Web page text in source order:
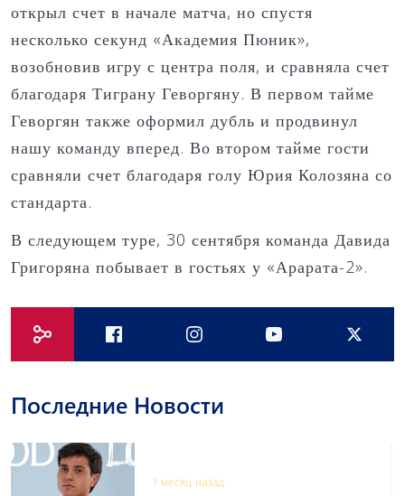
открыл счет в начале матча, но спустя
несколько секунд «Академия Пюник»,
возобновив игру с центра поля, и сравняла счет
благодаря Тиграну Геворгяну. В первом тайме
Геворгян также оформил дубль и продвинул
нашу команду вперед. Во втором тайме гости
сравняли счет благодаря голу Юрия Колозяна со
стандарта.
В следующем туре, 30 сентября команда Давида
Григоряна побывает в гостьях у «Арарата-2».
Последние Новости
1 месяц назад